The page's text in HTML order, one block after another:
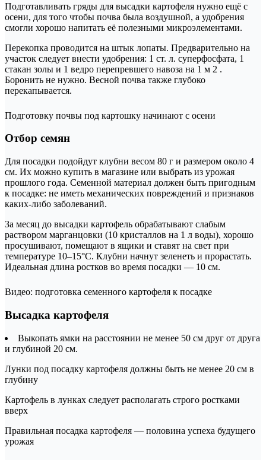
Подготавливать гряды для высадки картофеля нужно ещё с
осени, для того чтобы почва была воздушной, а удобрения
смогли хорошо напитать её полезными микроэлементами.
Перекопка проводится на штык лопаты. Предварительно на
участок следует внести удобрения: 1 ст. л. суперфосфата, 1
стакан золы и 1 ведро перепревшего навоза на 1 м 2 .
Боронить не нужно. Весной почва также глубоко
перекапывается.
Подготовку почвы под картошку начинают с осени
Отбор семян
Для посадки подойдут клубни весом 80 г и размером около 4
см. Их можно купить в магазине или выбрать из урожая
прошлого года. Семенной материал должен быть пригодным
к посадке: не иметь механических повреждений и признаков
каких-либо заболеваний.
За месяц до высадки картофель обрабатывают слабым
раствором марганцовки (10 кристаллов на 1 л воды), хорошо
просушивают, помещают в ящики и ставят на свет при
температуре 10–15°C. Клубни начнут зеленеть и прорастать.
Идеальная длина ростков во время посадки — 10 см.
Видео: подготовка семенного картофеля к посадке
Высадка картофеля
Выкопать ямки на расстоянии не менее 50 см друг от друга
и глубиной 20 см.
Лунки под посадку картофеля должны быть не менее 20 см в
глубину
Картофель в лунках следует располагать строго ростками
вверх
Правильная посадка картофеля — половина успеха будущего
урожая